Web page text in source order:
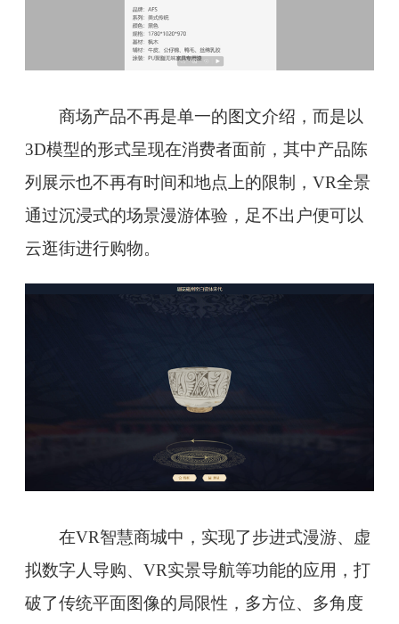
商场产品不再是单一的图文介绍，而是以
3D模型的形式呈现在消费者面前，其中产品陈
列展示也不再有时间和地点上的限制，VR全景
通过沉浸式的场景漫游体验，足不出户便可以
云逛街进行购物。
在VR智慧商城中，实现了步进式漫游、虚
拟数字人导购、VR实景导航等功能的应用，打
破了传统平面图像的局限性，多方位、多角度